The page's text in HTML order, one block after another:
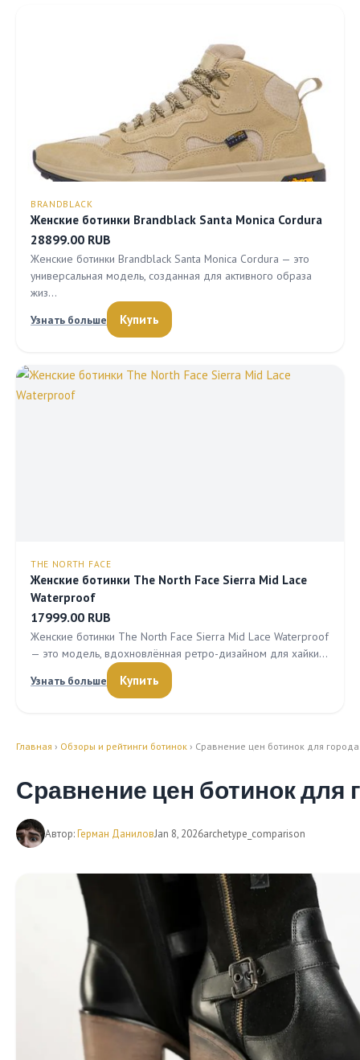
BRANDBLACK
Женские ботинки Brandblack Santa Monica Cordura
28899.00 RUB
Женские ботинки Brandblack Santa Monica Cordura — это
универсальная модель, созданная для активного образа
жиз…
Узнать больше
Купить
THE NORTH FACE
Женские ботинки The North Face Sierra Mid Lace
Waterproof
17999.00 RUB
Женские ботинки The North Face Sierra Mid Lace Waterproof
— это модель, вдохновлённая ретро-дизайном для хайки…
Узнать больше
Купить
Главная › Обзоры и рейтинги ботинок › Сравнение цен ботинок для
Сравнение цен ботинок для
Автор:Герман ДаниловJan 8, 2026archetype_comparison